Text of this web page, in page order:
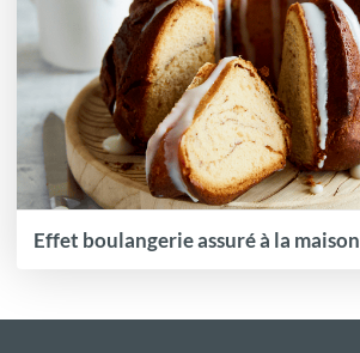
Effet boulangerie assuré à la maison